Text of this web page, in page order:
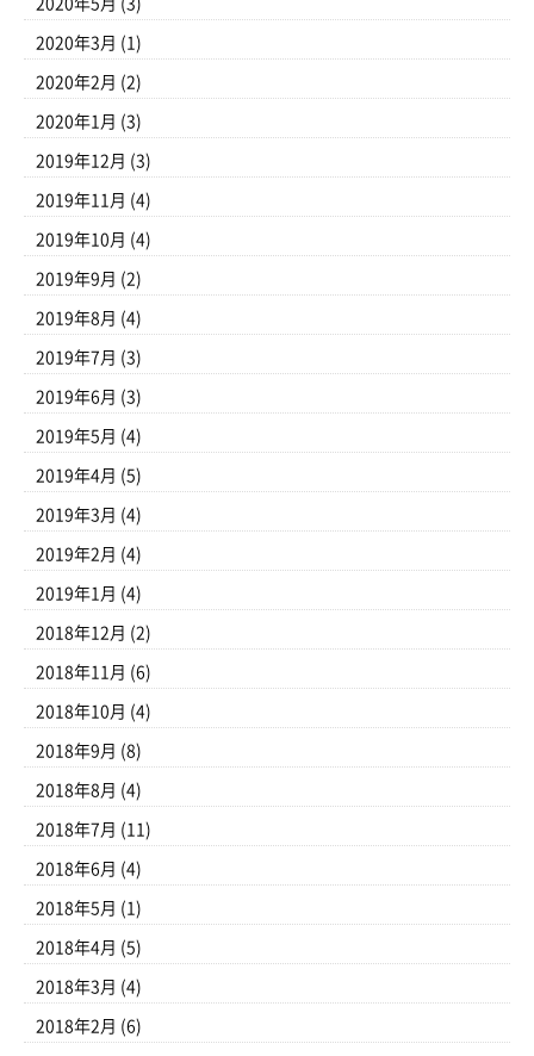
2020年5月 (3)
2020年3月 (1)
2020年2月 (2)
2020年1月 (3)
2019年12月 (3)
2019年11月 (4)
2019年10月 (4)
2019年9月 (2)
2019年8月 (4)
2019年7月 (3)
2019年6月 (3)
2019年5月 (4)
2019年4月 (5)
2019年3月 (4)
2019年2月 (4)
2019年1月 (4)
2018年12月 (2)
2018年11月 (6)
2018年10月 (4)
2018年9月 (8)
2018年8月 (4)
2018年7月 (11)
2018年6月 (4)
2018年5月 (1)
2018年4月 (5)
2018年3月 (4)
2018年2月 (6)